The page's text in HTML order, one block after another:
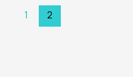
1 2